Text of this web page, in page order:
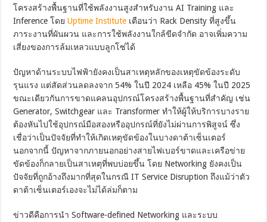
โครงสร้างพื้นฐานที่ใช้พลังงานสูงสำหรับงาน AI Training และ
Inference โดยUptime Institute เตือนว่า Rack Density ที่สูงขึ้น
ภาระงานที่ผันผวน และการใช้พลังงานใกล้ขีดจำกัด อาจเพิ่มความ
เสี่ยงของการล้มเหลวแบบลูกโซ่ได้
ปัญหาด้านระบบไฟฟ้ายังคงเป็นสาเหตุหลักของเหตุขัดข้องระดับ
รุนแรง แต่สัดส่วนลดลงจาก 54% ในปี 2024 เหลือ 45% ในปี 2025
ขณะเดียวกันการขาดแคลนอุปกรณ์โครงสร้างพื้นฐานที่สำคัญ เช่น
Generator, Switchgear และ Transformer ทำให้ผู้ให้บริการบางราย
ต้องหันไปใช้อุปกรณ์มือสองหรืออุปกรณ์ที่ยังไม่ผ่านการพิสูจน์ ซึ่ง
เชื่อว่าเป็นปัจจัยที่ทำให้เกิดเหตุขัดข้องในบางดาต้าเซ็นเตอร์
นอกจากนี้ ปัญหาจากภายนอกอย่างสายไฟเบอร์ขาดและเครือข่าย
ขัดข้องก็กลายเป็นสาเหตุที่พบบ่อยขึ้น โดย Networking ยังคงเป็น
ปัจจัยที่ถูกอ้างถึงมากที่สุดในกรณี IT Service Disruption ถึงแม้ว่าตัว
ดาต้าเซ็นเตอร์เองจะไม่ได้ล่มก็ตาม
ข่าวดีคือการนำ Software-defined Networking และระบบ